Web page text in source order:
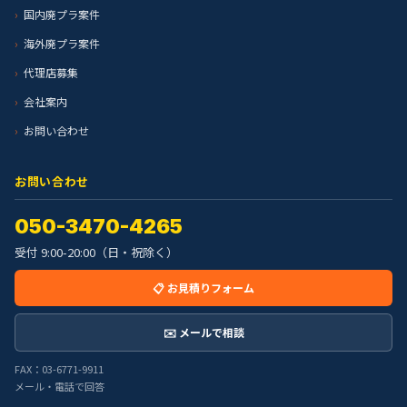
国内廃プラ案件
海外廃プラ案件
代理店募集
会社案内
お問い合わせ
お問い合わせ
050-3470-4265
受付 9:00-20:00（日・祝除く）
📋 お見積りフォーム
✉️ メールで相談
FAX：03-6771-9911
メール・電話で回答